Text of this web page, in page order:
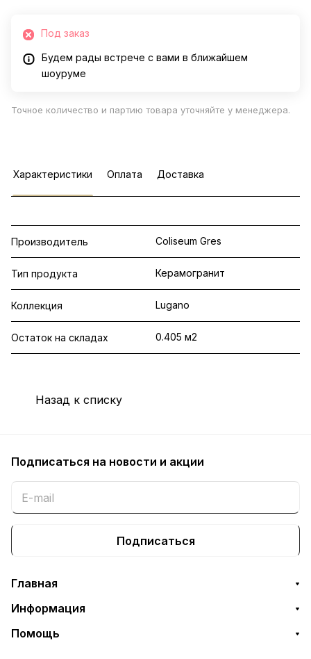
Под заказ
Будем рады встрече с вами в ближайшем
шоуруме
Точное количество и партию товара уточняйте у менеджера.
Характеристики Оплата Доставка
Производитель Coliseum Gres
Тип продукта Керамогранит
Коллекция Lugano
Остаток на складах 0.405 м2
Назад к списку
Подписаться на новости и акции
Подписаться
Главная
Информация
Помощь